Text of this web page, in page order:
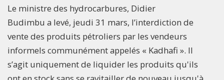
Le ministre des hydrocarbures, Didier
Budimbu a levé, jeudi 31 mars, l’interdiction de
vente des produits pétroliers par les vendeurs
informels communément appelés « Kadhafi ». Il
s’agit uniquement de liquider les produits qu'ils